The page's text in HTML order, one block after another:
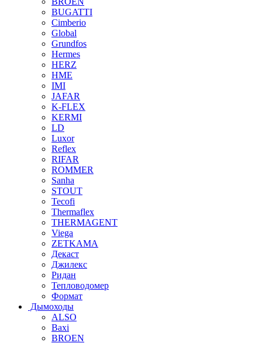
BUGATTI
Cimberio
Global
Grundfos
Hermes
HERZ
HME
IMI
JAFAR
K-FLEX
KERMI
LD
Luxor
Reflex
RIFAR
ROMMER
Sanha
STOUT
Tecofi
Thermaflex
THERMAGENT
Viega
ZETKAMA
Декаст
Джилекс
Ридан
Тепловодомер
Формат
Дымоходы
ALSO
Baxi
BROEN